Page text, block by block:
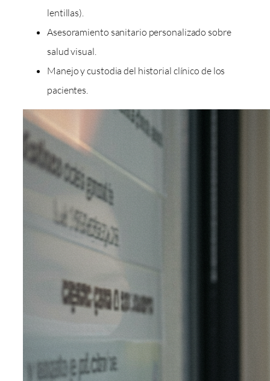
lentillas).
Asesoramiento sanitario personalizado sobre
salud visual.
Manejo y custodia del historial clínico de los
pacientes.